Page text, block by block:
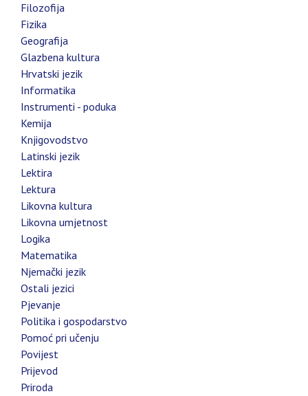
Filozofija
Fizika
Geografija
Glazbena kultura
Hrvatski jezik
Informatika
Instrumenti - poduka
Kemija
Knjigovodstvo
Latinski jezik
Lektira
Lektura
Likovna kultura
Likovna umjetnost
Logika
Matematika
Njemački jezik
Ostali jezici
Pjevanje
Politika i gospodarstvo
Pomoć pri učenju
Povijest
Prijevod
Priroda